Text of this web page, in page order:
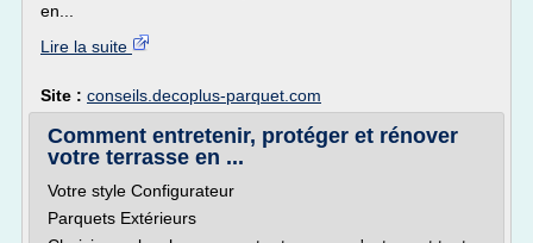
en...
Lire la suite
Site : conseils.decoplus-parquet.com
Comment entretenir, protéger et rénover
votre terrasse en ...
Votre style Configurateur
Parquets Extérieurs